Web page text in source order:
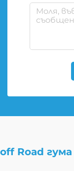
off Road гума